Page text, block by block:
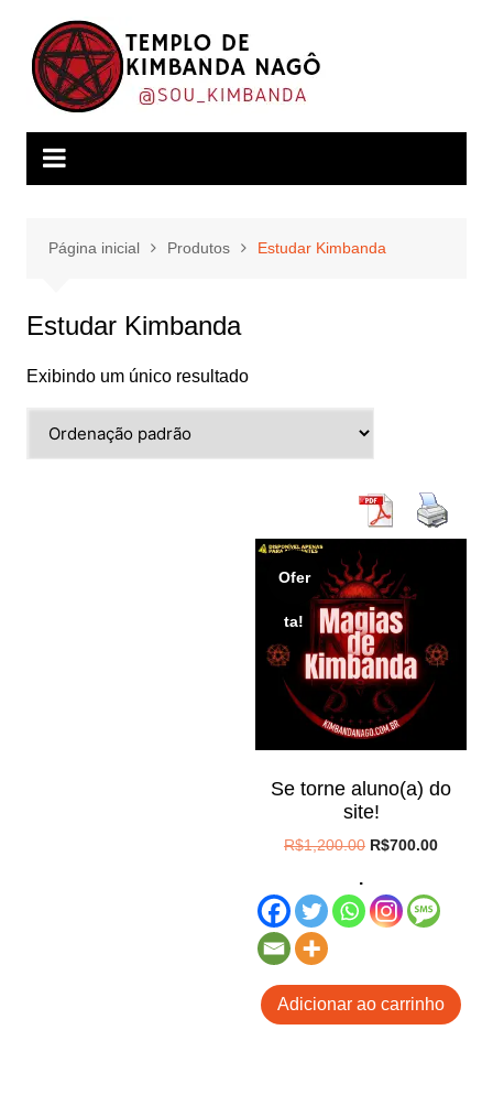
conteúdo
Página inicial Produtos Estudar Kimbanda
Estudar Kimbanda
Exibindo um único resultado
Ofer
ta!
Se torne aluno(a) do
site!
R$1,200.00 O
original
era:
R$700.00O
é:
.
Adicionar ao carrinho